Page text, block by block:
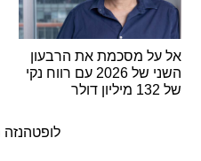
אל על מסכמת את הרבעון
השני של 2026 עם רווח נקי
לופטהנזה